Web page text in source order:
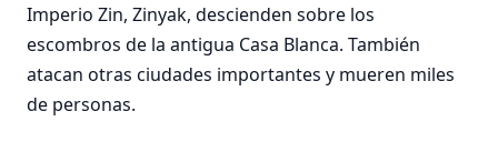
Imperio Zin, Zinyak, descienden sobre los
escombros de la antigua Casa Blanca. También
atacan otras ciudades importantes y mueren miles
de personas.